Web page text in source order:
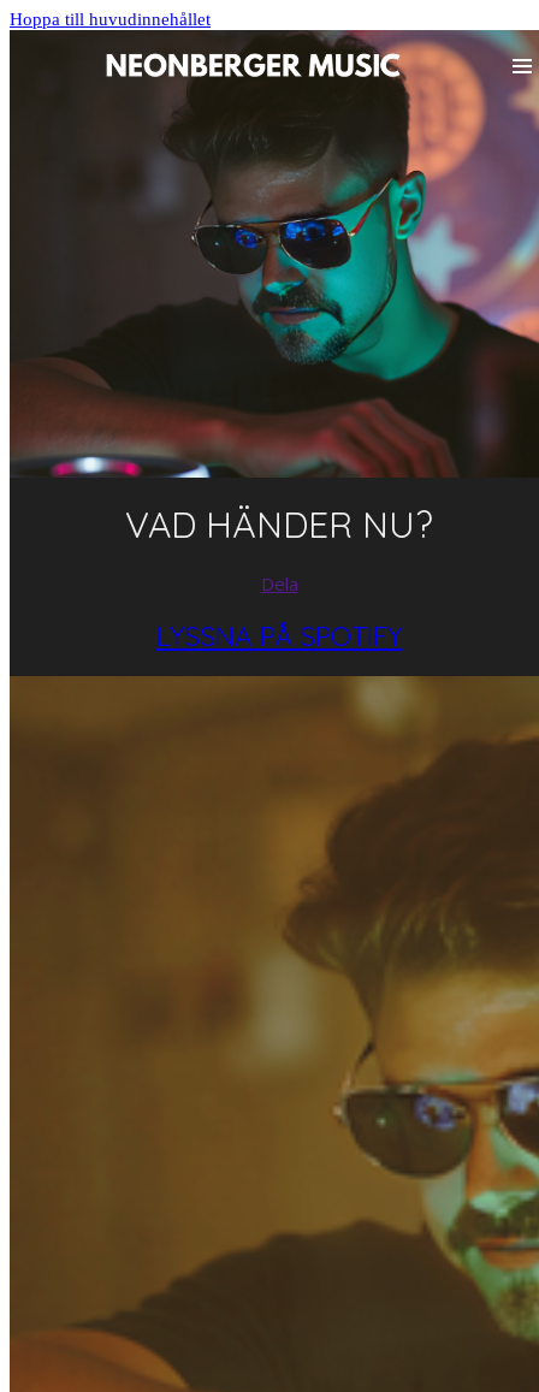
Hoppa till huvudinnehållet
VAD HÄNDER NU?
Dela
LYSSNA PÅ SPOTIFY